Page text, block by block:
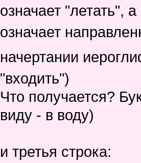
означает "летать",
означает
начертании
"входить")
Что получается?
виду - в воду)
и третья строка: